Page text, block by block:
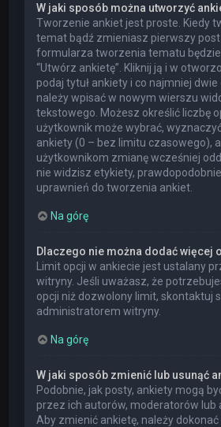
W jaki sposób można utworzyć
Tworzenie ankiet jest proste. Kiedy
temat bądź zmieniasz pierwszy
formularza tworzenia tematu
“Utwórz ankietę”. Kliknij ją i w
podaj tytuł ankiety i co najmniej dwie
należy wpisać w nowym wierszu
tekstowego. Możesz określić liczbę
użytkownik może wybrać,
ankiety (0 – bez limitu czasowego),
użytkownikom zmianę wcześniej
nie widzisz etykiety,
uprawnień do tworzenia ankiet.
Na górę
Dlaczego nie można dodać więcej
Limit opcji w ankiecie jest ustalany
witryny. Jeśli uważasz, że
opcji niż dozwolony limit, skontaktuj
administratorem witryny.
Na górę
W jaki sposób zmienić lub usunąć
Podobnie, jak posty, ankiety mogą
przez ich autorów, moderatorów lub
Aby zmienić ankietę, należy